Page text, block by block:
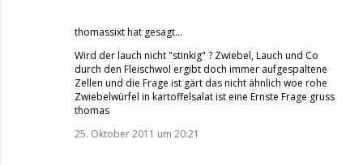
thomassixthat gesagt…
Wird der lauch nicht "stinkig" ? Zwiebel, Lauch und Co
durch den Fleischwol ergibt doch immer aufgespaltene
Zellen und die Frage ist gärt das nicht ähnlich woe rohe
Zwiebelwürfel in kartoffelsalat ist eine Ernste Frage gruss
thomas
25. Oktober 2011 um 20:21